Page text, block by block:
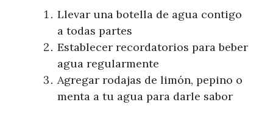
Llevar una botella de agua contigo
a todas partes
Establecer recordatorios para beber
agua regularmente
Agregar rodajas de limón, pepino o
menta a tu agua para darle sabor